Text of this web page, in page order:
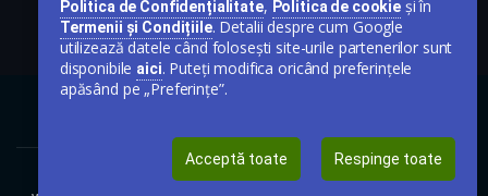
Politica de Confidențialitate, Politica de cookieși în
Termenii și Condițiile. Detalii despre cum Google
utilizează datele când folosești site-urile partenerilor sunt
disponibile aici. Puteți modifica oricând preferințele
apăsând pe „Preferințe”.
Acceptă toate Respinge toate